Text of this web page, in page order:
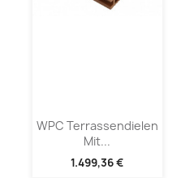
WPC Terrassendielen
Mit...
1.499,36 €